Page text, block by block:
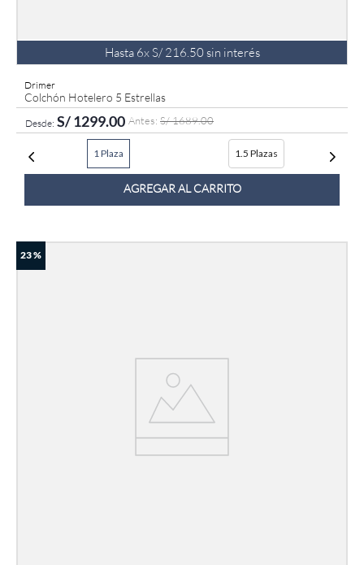
Hasta 6xS/ 216 50sin interés
Drimer
Colchón Hotelero 5 Estrellas
S/1299.00 S/1689.00
1 Plaza 1.5 Plazas
AGREGAR AL CARRITO
23 %